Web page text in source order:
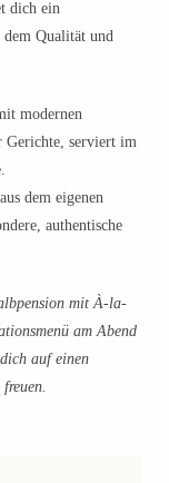
dich ein
Qualität und
modernen
Gerichte, serviert im
dem eigenen
authentische
mit À-la-
am Abend
auf einen